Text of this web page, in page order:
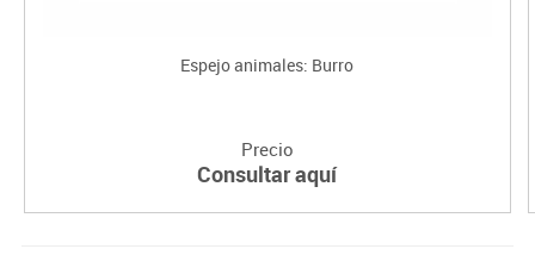
Espejo animales: Burro
Precio
Consultar aquí